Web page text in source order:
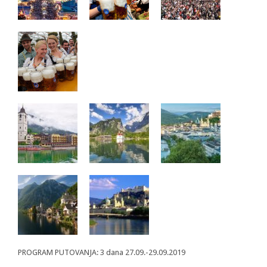
PROGRAM PUTOVANJA: 3 dana 27.09.-29.09.2019